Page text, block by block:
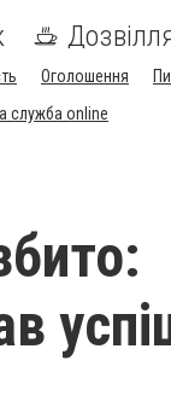
Оголошення
служба online